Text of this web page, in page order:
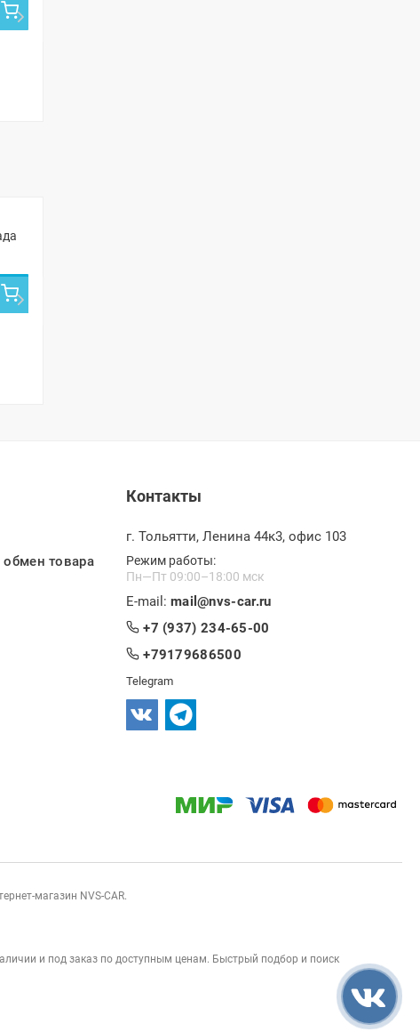
обмен товара
Контакты
г. Тольятти, Ленина 44к3, офис 103
Режим работы:
Пн—Пт 09:00–18:00 мск
E-mail: mail@nvs-car.ru
+7 (937) 234-65-00
+79179686500
Telegram
магазин NVS-CAR.
и под заказ по доступным ценам. Быстрый подбор и поиск